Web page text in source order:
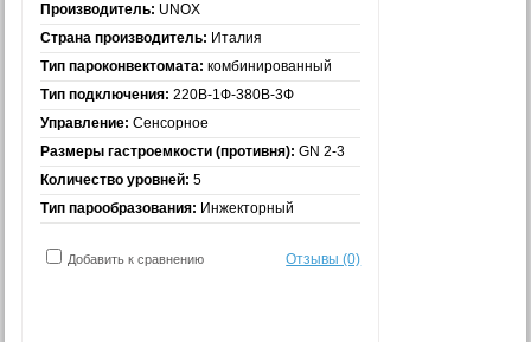
Производитель: UNOX
Страна производитель: Италия
Тип пароконвектомата: комбинированный
Тип подключения: 220В-1Ф-380В-3Ф
Управление: Сенсорное
Размеры гастроемкости (противня): GN 2-3
Количество уровней: 5
Тип парообразования: Инжекторный
Добавить к сравнению Отзывы (0)